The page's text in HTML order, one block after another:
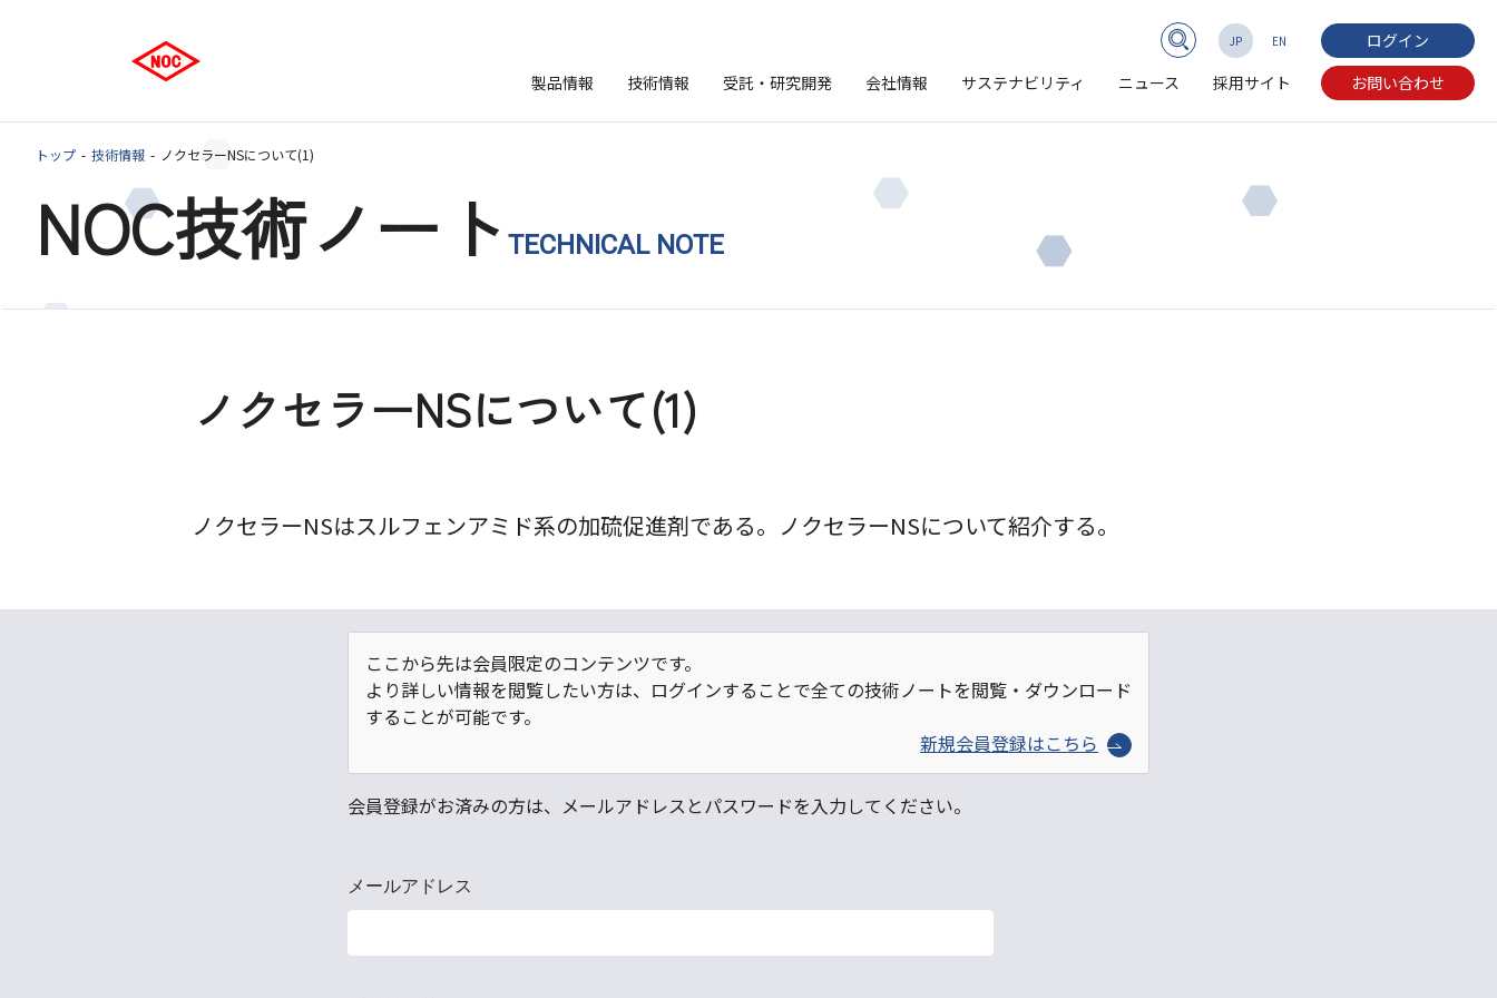
JP EN
ログイン
製品情報
技術情報 受託・研究開発 会社情報 サステナビリティ ニュース 採用サイト お問い合わせ
トップ 技術情報 ノクセラーNSについて(1)
NOC技術ノート TECHNICAL NOTE
ノクセラーNSについて(1)
ノクセラーNSはスルフェンアミド系の加硫促進剤である。ノクセラーNSについて紹介する。
ここから先は会員限定のコンテンツです。
より詳しい情報を閲覧したい方は、ログインすることで全ての技術ノートを閲覧・ダウンロード
することが可能です。
新規会員登録はこちら
会員登録がお済みの方は、メールアドレスとパスワードを入力してください。
メールアドレス